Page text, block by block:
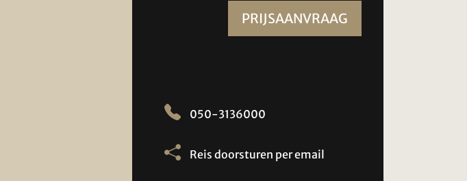
PRIJSAANVRAAG
050-3136000
Reis doorsturen per email